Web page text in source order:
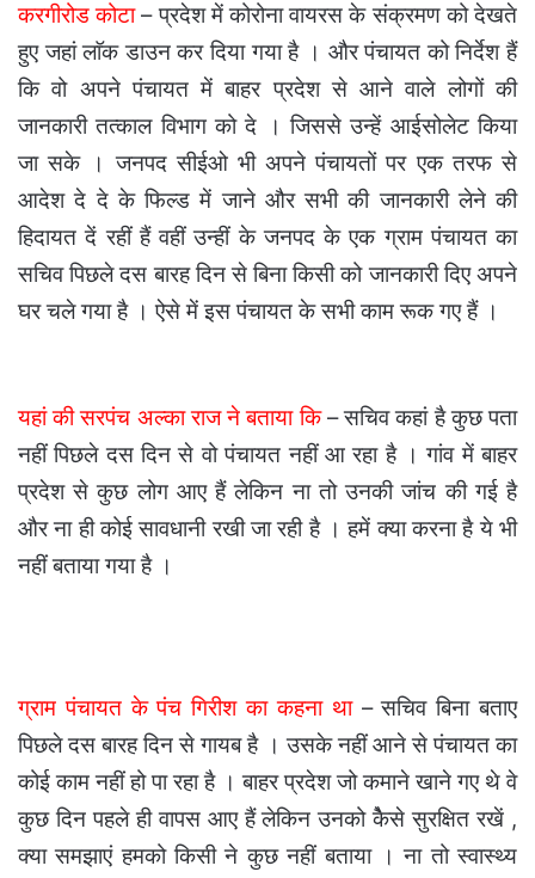
करगीरोड कोटा– प्रदेश में कोरोना वायरस के संक्रमण को देखते
हुए जहां लाॅक डाउन कर दिया गया है । और पंचायत को निर्देश हैं
कि वो अपने पंचायत में बाहर प्रदेश से आने वाले लोगों की
जानकारी तत्काल विभाग को दे । जिससे उन्हें आईसोलेट किया
जा सके । जनपद सीईओ भी अपने पंचायतों पर एक तरफ से
आदेश दे दे के फिल्ड में जाने और सभी की जानकारी लेने की
हिदायत दें रहीं हैं वहीं उन्हीं के जनपद के एक ग्राम पंचायत का
सचिव पिछले दस बारह दिन से बिना किसी को जानकारी दिए अपने
घर चले गया है । ऐसे में इस पंचायत के सभी काम रूक गए हैं ।
यहां की सरपंच अल्का राज ने बताया कि– सचिव कहां है कुछ पता
नहीं पिछले दस दिन से वो पंचायत नहीं आ रहा है । गांव में बाहर
प्रदेश से कुछ लोग आए हैं लेकिन ना तो उनकी जांच की गई है
और ना ही कोई सावधानी रखी जा रही है । हमें क्या करना है ये भी
नहीं बताया गया है ।
ग्राम पंचायत के पंच गिरीश का कहना था– सचिव बिना बताए
पिछले दस बारह दिन से गायब है । उसके नहीं आने से पंचायत का
कोई काम नहीं हो पा रहा है । बाहर प्रदेश जो कमाने खाने गए थे वे
कुछ दिन पहले ही वापस आए हैं लेकिन उनको केैसे सुरक्षित रखें ,
क्या समझाएं हमको किसी ने कुछ नहीं बताया । ना तो स्वास्थ्य